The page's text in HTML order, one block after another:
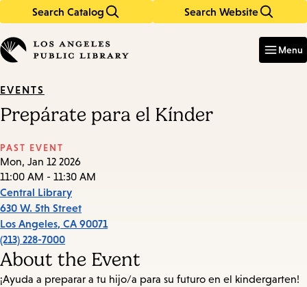
Search Catalog Search Website
in
keywords
Menu
EVENTS
Prepárate para el Kínder
PAST EVENT
Mon, Jan 12 2026
11:00 AM - 11:30 AM
Central Library
630 W. 5th Street
Los Angeles, CA 90071
(213) 228-7000
About the Event
¡Ayuda a preparar a tu hijo/a para su futuro en el kindergarten!